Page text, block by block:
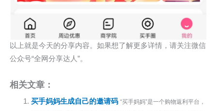
以上就是今天的分享内容。如果想了解更多详情，请关注微信
公众号“全网分享达人”。
相关文章：
买手妈妈生成自己的邀请码 “买手妈妈”是一个购物返利平台，